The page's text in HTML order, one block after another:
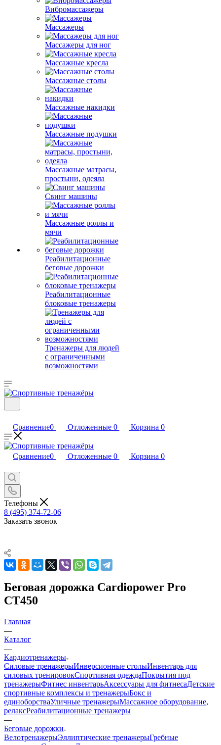
Вибромассажеры
Массажеры
Массажеры для ног
Массажные кресла
Массажные столы
Массажные накидки
Массажные подушки
Массажные матрасы,
простыни, одеяла
Свинг машины
Массажные роллы и
мячи
Реабилитационные
беговые дорожки
Реабилитационные
блоковые тренажеры
Тренажеры для людей
с ограниченными
возможностями
Сравнение0 Отложенные 0 Корзина 0
Сравнение0 Отложенные 0 Корзина 0
Телефоны
8 (495) 374-72-06
Заказать звонок
Беговая дорожка Cardiopower Pro
CT450
Главная
—
Каталог
—
Кардиотренажеры
Силовые тренажерыИнверсионные столыИнвентарь для
силовых тренировокСпортивная одеждаПокрытия под
тренажерыФитнес инвентарьАксессуары для фитнесаДетские
спортивные комплексы и тренажерыБокс и
единоборстваУличные тренажерыМассажное оборудование,
релаксРеабилитационные тренажеры
—
Беговые дорожки
ВелотренажерыЭллиптические тренажерыГребные